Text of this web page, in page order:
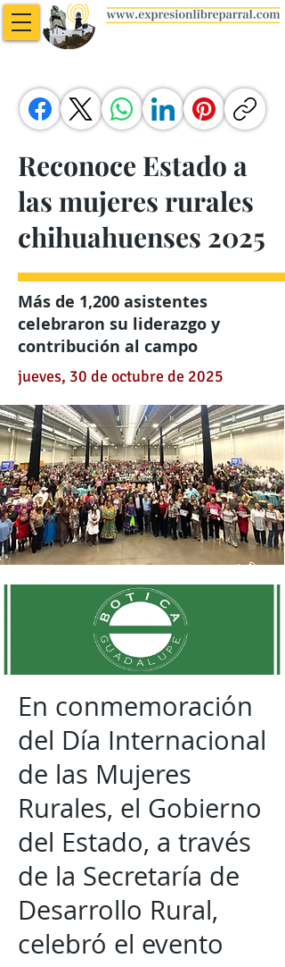
Reconoce Estado a
las mujeres rurales
chihuahuenses 2025
Más de 1,200 asistentes
celebraron su liderazgo y
contribución al campo
jueves, 30 de octubre de 2025
En conmemoración
del Día Internacional
de las Mujeres
Rurales, el Gobierno
del Estado, a través
de la Secretaría de
Desarrollo Rural,
celebró el evento